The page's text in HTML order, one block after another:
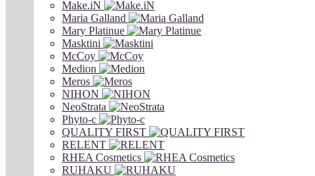
Make.iN
Maria Galland
Mary Platinue
Masktini
McCoy
Medion
Meros
NIHON
NeoStrata
Phyto-c
QUALITY FIRST
RELENT
RHEA Cosmetics
RUHAKU